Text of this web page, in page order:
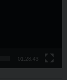
01:28:43